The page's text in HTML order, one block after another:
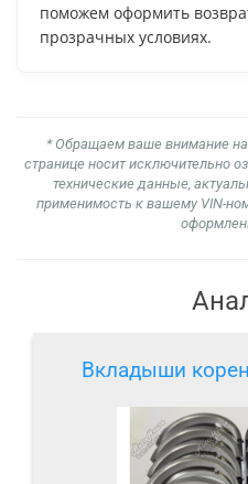
поможем оформить
прозрачных условиях.
* Обращаем ваше внимание
странице носит исключительно
технические данные,
применимость к вашему VIN-
Вкладыши